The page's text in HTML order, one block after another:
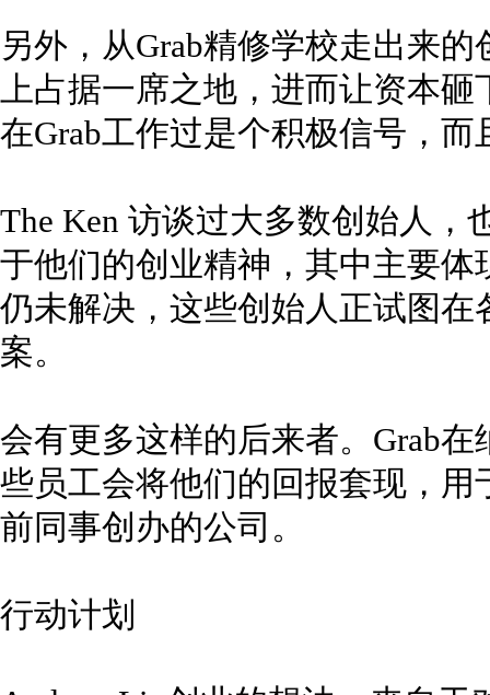
另外，从Grab精修学校走出来
上占据一席之地，进而让资本
在Grab工作过是个积极信号，
The Ken 访谈过大多数创始人，
于他们的创业精神，其中主要
仍未解决，这些创始人正试图
案。
会有更多这样的后来者。Grab
些员工会将他们的回报套现，用
前同事创办的公司。
行动计划